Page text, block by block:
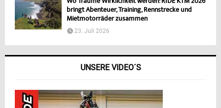
bringt Abenteuer, Training, Rennstrecke und
Mietmotorräder zusammen
23. Juli 2026
UNSERE VIDEO´S